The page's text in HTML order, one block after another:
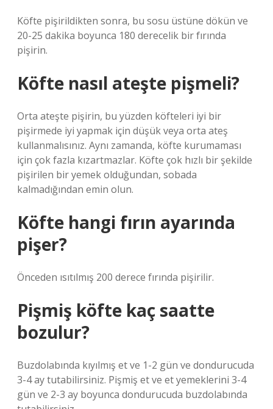
Köfte pişirildikten sonra, bu sosu üstüne dökün ve
20-25 dakika boyunca 180 derecelik bir fırında
pişirin.
Köfte nasıl ateşte pişmeli?
Orta ateşte pişirin, bu yüzden köfteleri iyi bir
pişirmede iyi yapmak için düşük veya orta ateş
kullanmalısınız. Aynı zamanda, köfte kurumaması
için çok fazla kızartmazlar. Köfte çok hızlı bir şekilde
pişirilen bir yemek olduğundan, sobada
kalmadığından emin olun.
Köfte hangi fırın ayarında
pişer?
Önceden ısıtılmış 200 derece fırında pişirilir.
Pişmiş köfte kaç saatte
bozulur?
Buzdolabında kıyılmış et ve 1-2 gün ve dondurucuda
3-4 ay tutabilirsiniz. Pişmiş et ve et yemeklerini 3-4
gün ve 2-3 ay boyunca dondurucuda buzdolabında